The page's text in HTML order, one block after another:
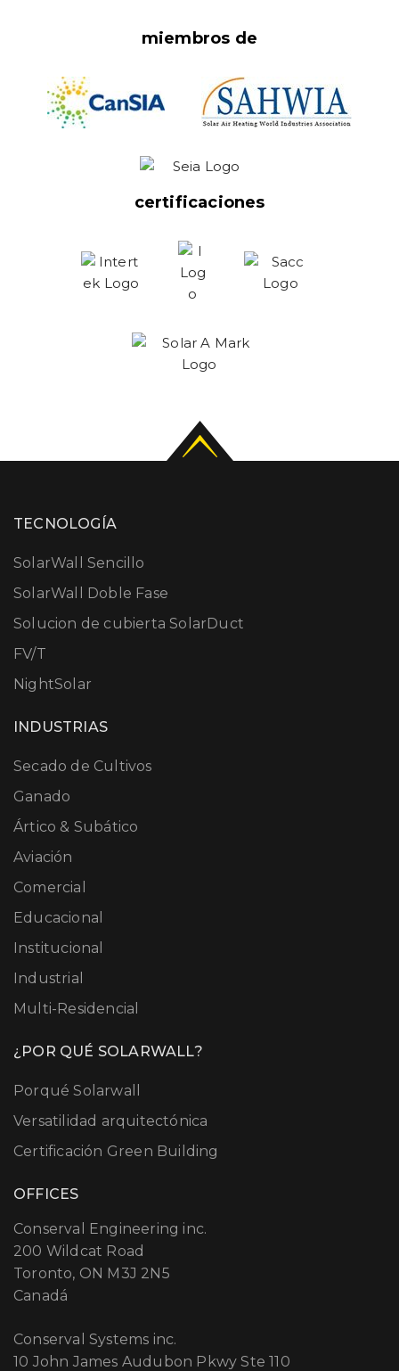
miembros de
certificaciones
TECNOLOGÍA
SolarWall Sencillo
SolarWall Doble Fase
Solucion de cubierta SolarDuct
FV/T
NightSolar
INDUSTRIAS
Secado de Cultivos
Ganado
Ártico & Subático
Aviación
Comercial
Educacional
Institucional
Industrial
Multi-Residencial
¿POR QUÉ SOLARWALL?
Porqué Solarwall
Versatilidad arquitectónica
Certificación Green Building
OFFICES
Conserval Engineering inc.
200 Wildcat Road
Toronto, ON M3J 2N5
Canadá
Conserval Systems inc.
10 John James Audubon Pkwy Ste 110